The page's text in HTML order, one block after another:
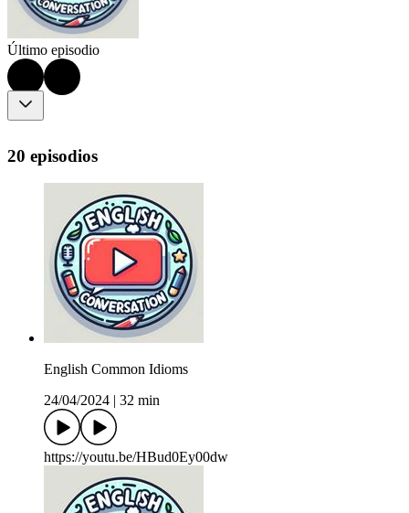
Último episodio
20 episodios
English Common Idioms
24/04/2024
32 min
https://youtu.be/HBud0Ey00dw